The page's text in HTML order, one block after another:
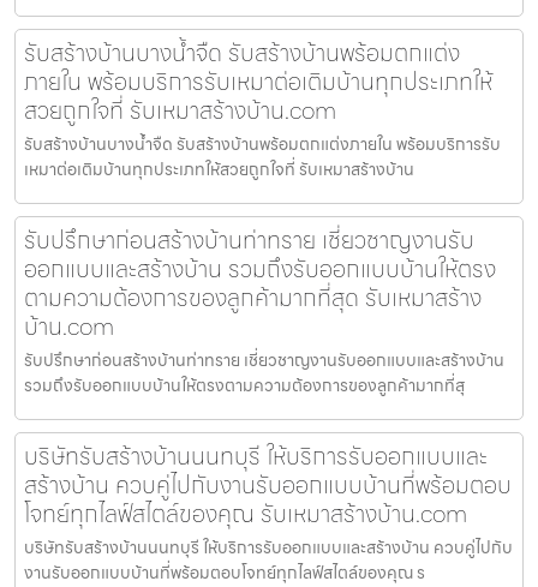
รับสร้างบ้านบางน้ำจืด รับสร้างบ้านพร้อมตกแต่ง
ภายใน พร้อมบริการรับเหมาต่อเติมบ้านทุกประเภทให้
สวยถูกใจที่ รับเหมาสร้างบ้าน.com
รับสร้างบ้านบางน้ำจืด รับสร้างบ้านพร้อมตกแต่งภายใน พร้อมบริการรับ
เหมาต่อเติมบ้านทุกประเภทให้สวยถูกใจที่ รับเหมาสร้างบ้าน
รับปรึกษาก่อนสร้างบ้านท่าทราย เชี่ยวชาญงานรับ
ออกแบบและสร้างบ้าน รวมถึงรับออกแบบบ้านให้ตรง
ตามความต้องการของลูกค้ามากที่สุด รับเหมาสร้าง
บ้าน.com
รับปรึกษาก่อนสร้างบ้านท่าทราย เชี่ยวชาญงานรับออกแบบและสร้างบ้าน
รวมถึงรับออกแบบบ้านให้ตรงตามความต้องการของลูกค้ามากที่สุ
บริษัทรับสร้างบ้านนนทบุรี ให้บริการรับออกแบบและ
สร้างบ้าน ควบคู่ไปกับงานรับออกแบบบ้านที่พร้อมตอบ
โจทย์ทุกไลฟ์สไตล์ของคุณ รับเหมาสร้างบ้าน.com
บริษัทรับสร้างบ้านนนทบุรี ให้บริการรับออกแบบและสร้างบ้าน ควบคู่ไปกับ
งานรับออกแบบบ้านที่พร้อมตอบโจทย์ทุกไลฟ์สไตล์ของคุณ ร